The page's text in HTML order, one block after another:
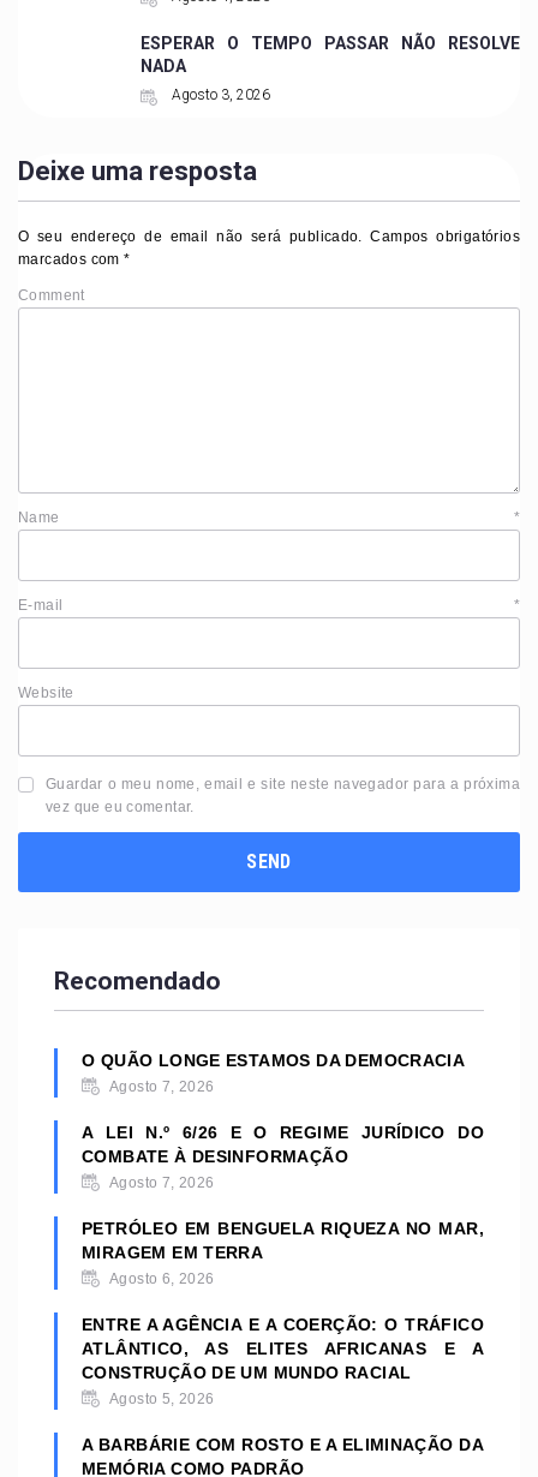
ESPERAR O TEMPO PASSAR NÃO RESOLVE
NADA
Agosto 3, 2026
Deixe uma resposta
O seu endereço de email não será publicado.
Campos obrigatórios
marcados com*
Comment
Name *
E-mail *
Website
Guardar o meu nome, email e site neste navegador para a próxima
vez que eu comentar.
Recomendado
O QUÃO LONGE ESTAMOS DA DEMOCRACIA
Agosto 7, 2026
A LEI N.º 6/26 E O REGIME JURÍDICO DO
COMBATE À DESINFORMAÇÃO
Agosto 7, 2026
PETRÓLEO EM BENGUELA RIQUEZA NO MAR,
MIRAGEM EM TERRA
Agosto 6, 2026
ENTRE A AGÊNCIA E A COERÇÃO: O TRÁFICO
ATLÂNTICO, AS ELITES AFRICANAS E A
CONSTRUÇÃO DE UM MUNDO RACIAL
Agosto 5, 2026
A BARBÁRIE COM ROSTO E A ELIMINAÇÃO DA
MEMÓRIA COMO PADRÃO